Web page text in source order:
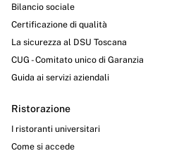
Bilancio sociale
Certificazione di qualità
La sicurezza al DSU Toscana
CUG - Comitato unico di Garanzia
Guida ai servizi aziendali
Ristorazione
I ristoranti universitari
Come si accede